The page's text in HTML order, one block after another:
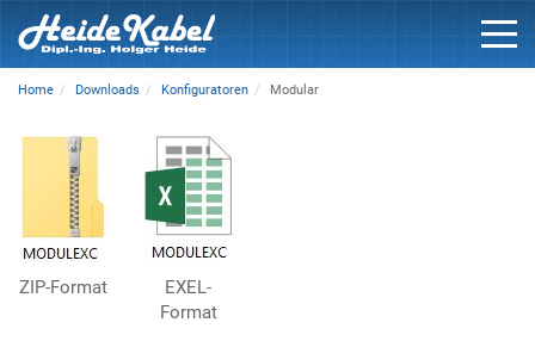
Home Downloads Konfiguratoren Modular
ZIP-Format
EXEL-
Format